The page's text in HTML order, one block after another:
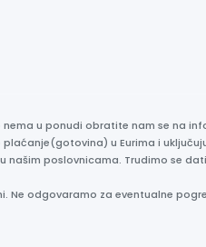
u ponudi obratite nam se na
u Eurima i
našim poslovnicama. Trudimo se
Ne odgovaramo za eventualne